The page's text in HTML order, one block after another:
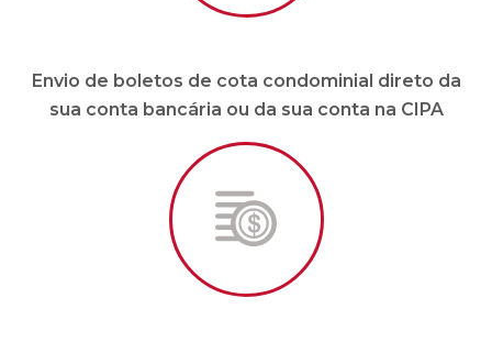
Pagamento de fornecedores